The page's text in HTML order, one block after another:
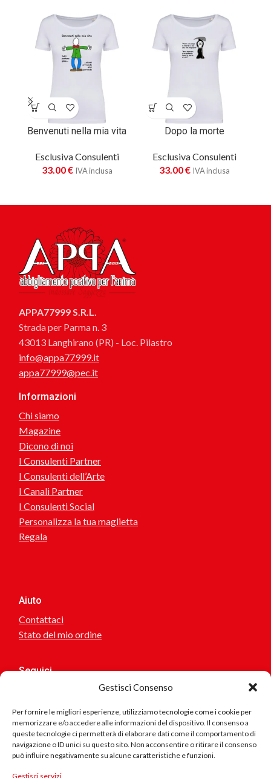
Gestisci Consenso
Per fornire le migliori esperienze, utilizziamo tecnologie come i cookie per
memorizzare e/o accedere alle informazioni del dispositivo. Il consenso a
queste tecnologie ci permetterà di elaborare dati come il comportamento di
navigazione o ID unici su questo sito. Non acconsentire o ritirare il consenso
può influire negativamente su alcune caratteristiche e funzioni.
Gestisci servizi
Benvenuti nella mia vita
Esclusiva Consulenti
33.00€ IVA inclusa
Dopo la morte
Esclusiva Consulenti
33.00€ IVA inclusa
APPA77999 S.R.L.
Strada per Parma n. 3
43013 Langhirano (PR) - Loc. Pilastro
info@appa77999.it
appa77999@pec.it
Informazioni
Chi siamo
Magazine
Dicono di noi
I Consulenti Partner
I Consulenti dell’Arte
I Canali Partner
I Consulenti Social
Personalizza la tua maglietta
Regala
Aiuto
Contattaci
Stato del mio ordine
Seguici
Sei interessato a collaborare o suggerirci idee? scrivici!
Se riscontri problemi nel sito, errore nei testi, collegamenti